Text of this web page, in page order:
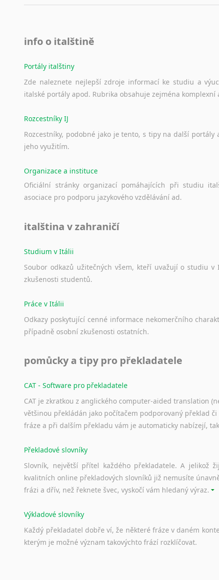
info o italštině
Portály italštiny
Zde naleznete nejlepší zdroje informací ke studiu a
italské portály apod. Rubrika obsahuje zejména komplexní
Rozcestníky IJ
Rozcestníky, podobné jako je tento, s tipy na další portály
jeho využitím.
Organizace a instituce
Oficiální stránky organizací pomáhajících při studiu
asociace pro podporu jazykového vzdělávání ad.
italština v zahraničí
Studium v Itálii
Soubor odkazů užitečných všem, kteří uvažují o studiu v
zkušenosti studentů.
Práce v Itálii
Odkazy poskytující cenné informace nekomerčního
případně osobní zkušenosti ostatních.
pomůcky a tipy pro překladatele
CAT - Software pro překladatele
CAT je zkratkou z anglického computer-aided translation
většinou překládán jako počítačem podporovaný překlad
fráze a při dalším překladu vám je automaticky nabízejí,
Překladové slovníky
Slovník, největší přítel každého překladatele. A jelikož
kvalitních online překladových slovníků již nemusíte
frázi a dřív, než řeknete švec, vyskočí vám hledaný výraz.
Výkladové slovníky
Každý překladatel dobře ví, že některé fráze v daném
kterým je možné význam takovýchto frází rozklíčovat.